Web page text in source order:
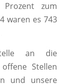
Prozent zum
waren es 743
an die
Stellen
und unsere